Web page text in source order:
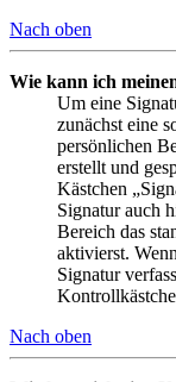
Nach oben
Wie kann ich
Um eine
zunächst eine
persönlichen
erstellt und
Kästchen
Signatur auch
Bereich das
aktivierst.
Signatur
Nach oben